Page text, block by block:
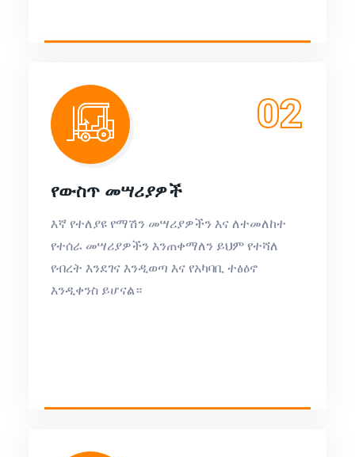
02
የውስጥ መሣሪያዎች
እኛ የተለያዩ የማሽን መሣሪያዎችን እና ለተመለከተ
የተሰራ መሣሪያዎችን እንጠቀማለን ይህም የተሻለ
የብረት እንደገና እንዲወጣ እና የአካባቢ ተፅዕኖ
እንዲቀንስ ይሆናል።